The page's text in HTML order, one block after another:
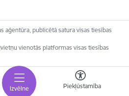
Izvēlne Piekļūstamība
aģentūra, publicētā satura visas tiesības
vienotās platformas visas tiesības